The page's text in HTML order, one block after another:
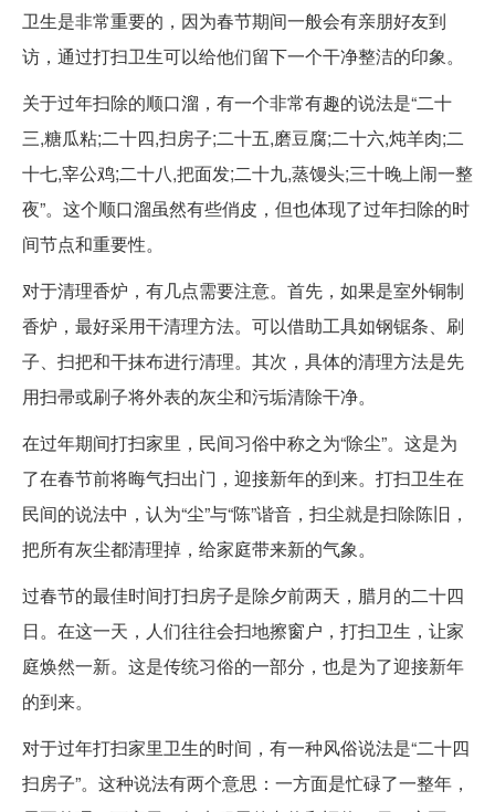
卫生是非常重要的，因为春节期间一般会有亲朋好友到
访，通过打扫卫生可以给他们留下一个干净整洁的印象。
关于过年扫除的顺口溜，有一个非常有趣的说法是“二十
三,糖瓜粘;二十四,扫房子;二十五,磨豆腐;二十六,炖羊肉;二
十七,宰公鸡;二十八,把面发;二十九,蒸馒头;三十晚上闹一整
夜”。这个顺口溜虽然有些俏皮，但也体现了过年扫除的时
间节点和重要性。
对于清理香炉，有几点需要注意。首先，如果是室外铜制
香炉，最好采用干清理方法。可以借助工具如钢锯条、刷
子、扫把和干抹布进行清理。其次，具体的清理方法是先
用扫帚或刷子将外表的灰尘和污垢清除干净。
在过年期间打扫家里，民间习俗中称之为“除尘”。这是为
了在春节前将晦气扫出门，迎接新年的到来。打扫卫生在
民间的说法中，认为“尘”与“陈”谐音，扫尘就是扫除陈旧，
把所有灰尘都清理掉，给家庭带来新的气象。
过春节的最佳时间打扫房子是除夕前两天，腊月的二十四
日。在这一天，人们往往会扫地擦窗户，打扫卫生，让家
庭焕然一新。这是传统习俗的一部分，也是为了迎接新年
的到来。
对于过年打扫家里卫生的时间，有一种风俗说法是“二十四
扫房子”。这种说法有两个意思：一方面是忙碌了一整年，